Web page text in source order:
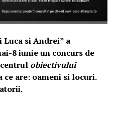
si Andrei” a
8 iunie un concurs de
obiectivului
are: oameni si locuri.